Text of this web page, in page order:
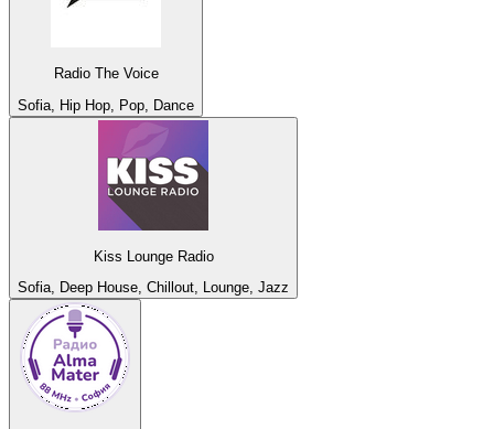
Radio The Voice
Sofia, Hip Hop, Pop, Dance
Kiss Lounge Radio
Sofia, Deep House, Chillout, Lounge, Jazz